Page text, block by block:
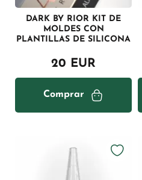
DARK BY RIOR KIT DE
MOLDES CON
PLANTILLAS DE SILICONA
20 EUR
Comprar